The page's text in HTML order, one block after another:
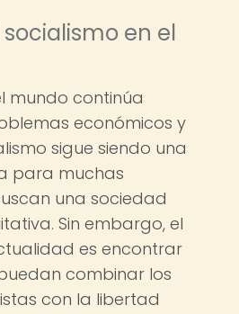
en el
mundo continúa
económicos y
sigue siendo una
para muchas
una sociedad
Sin embargo, el
es encontrar
combinar los
con la libertad